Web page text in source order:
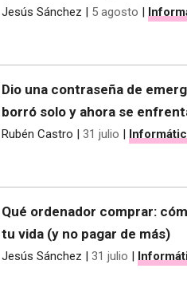
Jesús Sánchez 5 agosto
Dio una contraseña de
borró solo y ahora se
Rubén Castro | 31 julio |
Qué ordenador comprar:
tu vida (y no pagar de más)
Jesús Sánchez | 31 julio |